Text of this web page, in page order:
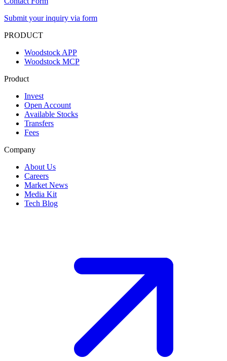
Submit your inquiry via form
PRODUCT
Woodstock APP
Woodstock MCP
Product
Invest
Open Account
Available Stocks
Transfers
Fees
Company
About Us
Careers
Market News
Media Kit
Tech Blog